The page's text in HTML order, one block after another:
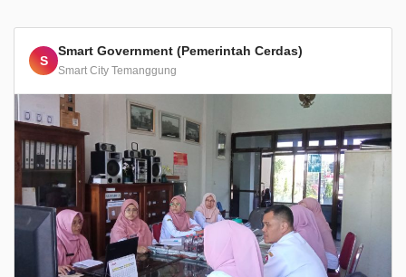
S
Smart Government (Pemerintah Cerdas)
Smart City Temanggung